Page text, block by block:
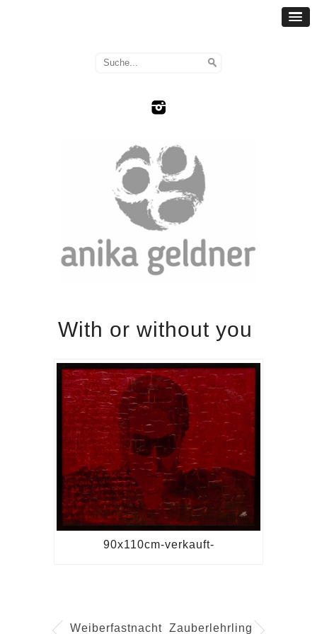
With or without you
90x110cm-verkauft-
Weiberfastnacht Zauberlehrling